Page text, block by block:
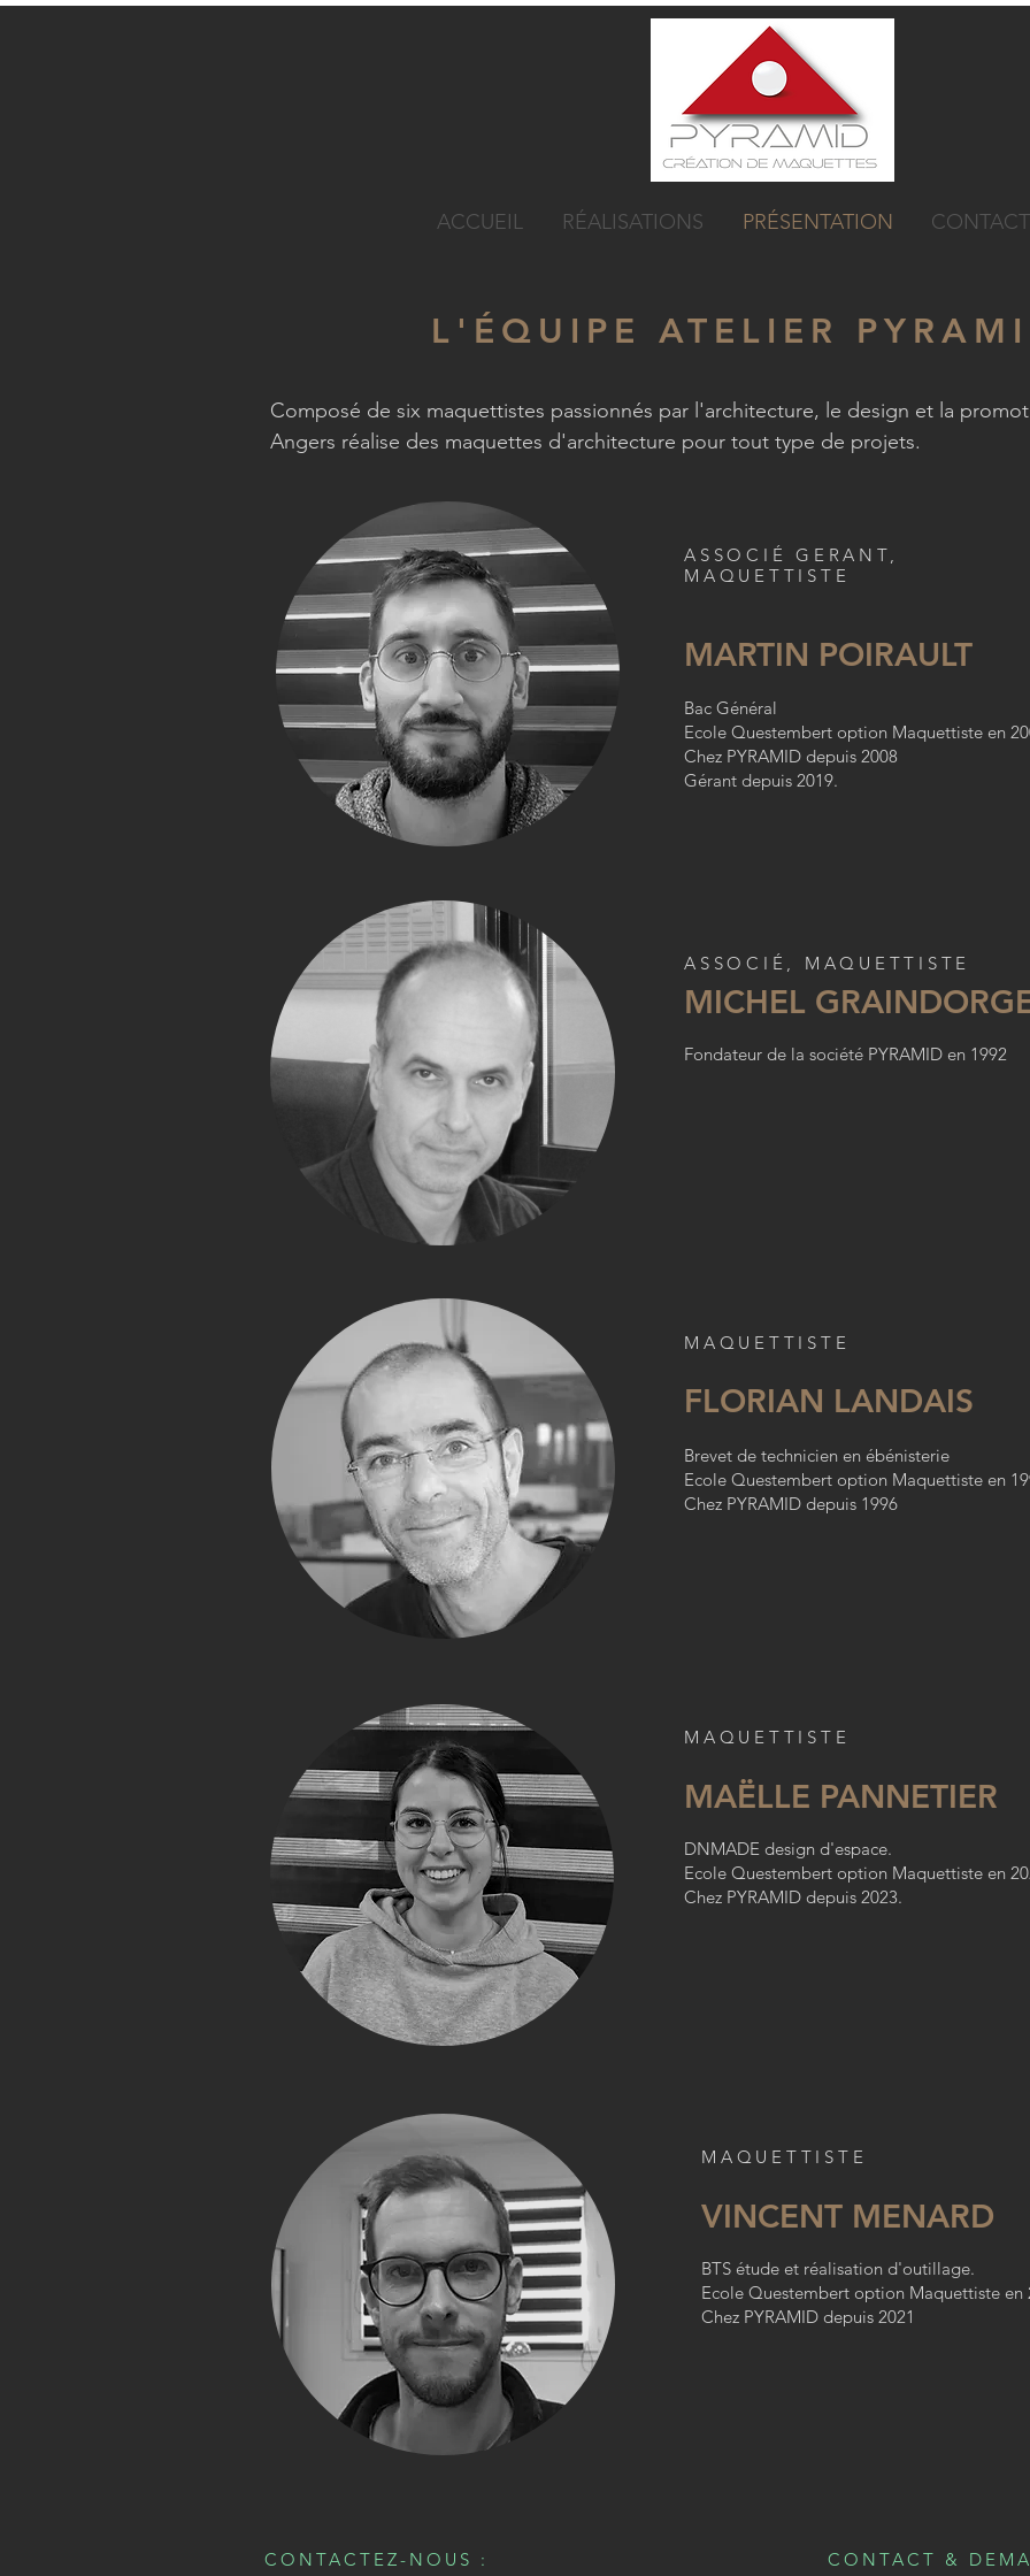
ACCUEIL RÉALISATIONS PRÉSENTATION CONTACT
L'ÉQUIPE ATELIER
Composé de six maquettistes passionnés par l'architecture, le design et la
Angers réalise des maquettes d'architecture pour tout type de projets.
ASSOCIÉ GERANT,
MAQUETTISTE
MARTIN POIRAULT
Bac Général
Ecole Questembert option Maquettiste en
Chez PYRAMID depuis 2008
Gérant depuis 2019.
ASSOCIÉ, MAQUETTISTE
MICHEL
Fondateur de la société PYRAMID en 1992
MAQUETTISTE
FLORIAN LANDAIS
Brevet de technicien en ébénisterie
Ecole Questembert option Maquettiste en
Chez PYRAMID depuis 1996
MAQUETTISTE
MAËLLE PANNETIER
DNMADE design d'espace.
Ecole Questembert option Maquettiste en
Chez PYRAMID depuis 2023.
MAQUETTISTE
VINCENT MENARD
BTS étude et réalisation d'outillage.
Ecole Questembert option Maquettiste en
Chez PYRAMID depuis 2021
CONTACTEZ-NOUS : CONTACT &